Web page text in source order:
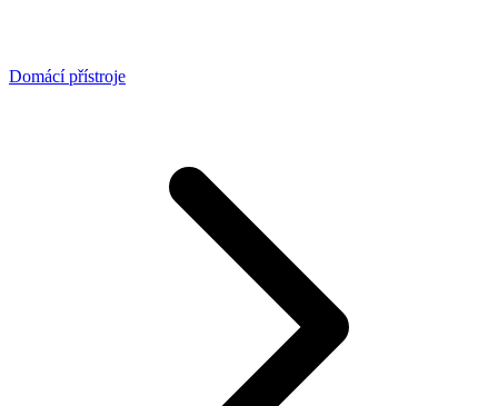
Domácí přístroje